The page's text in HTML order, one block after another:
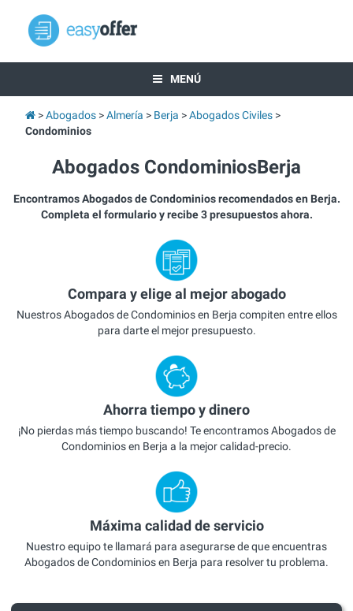
MENÚ
Abogados Almería Berja
Abogados Civiles
Condominios
Abogados CondominiosBerja
Encontramos Abogados de Condominios recomendados en Berja.
Completa el formulario y recibe 3 presupuestos ahora.
Compara y elige al mejor abogado
Nuestros Abogados de Condominios en Berja compiten entre ellos
para darte el mejor presupuesto.
Ahorra tiempo y dinero
¡No pierdas más tiempo buscando! Te encontramos Abogados de
Condominios en Berja a la mejor calidad-precio.
Máxima calidad de servicio
Nuestro equipo te llamará para asegurarse de que encuentras
Abogados de Condominios en Berja para resolver tu problema.